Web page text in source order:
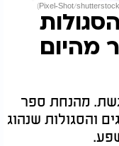
מהיום
מהנחת ספר
והסגולות שנהוג